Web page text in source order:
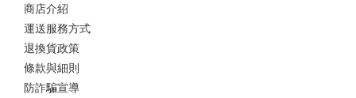
商店介紹
運送服務方式
退換貨政策
條款與細則
防詐騙宣導